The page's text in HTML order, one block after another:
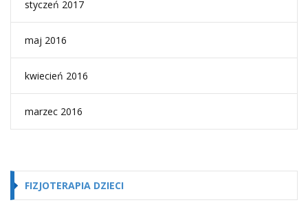
styczeń 2017
maj 2016
kwiecień 2016
marzec 2016
FIZJOTERAPIA DZIECI